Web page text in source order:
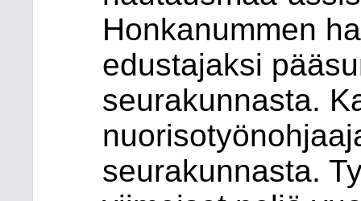
Honkanummen
edustajaksi
seurakunnasta.
seurakunnasta.